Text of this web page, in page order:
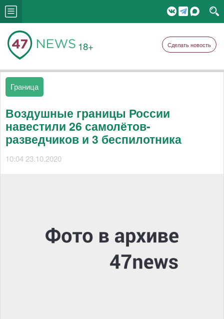
18+ Сделать новость
Граница
Воздушные границы России
навестили 26 самолётов-
разведчиков и 3 беспилотника
10:04 23.10.2020